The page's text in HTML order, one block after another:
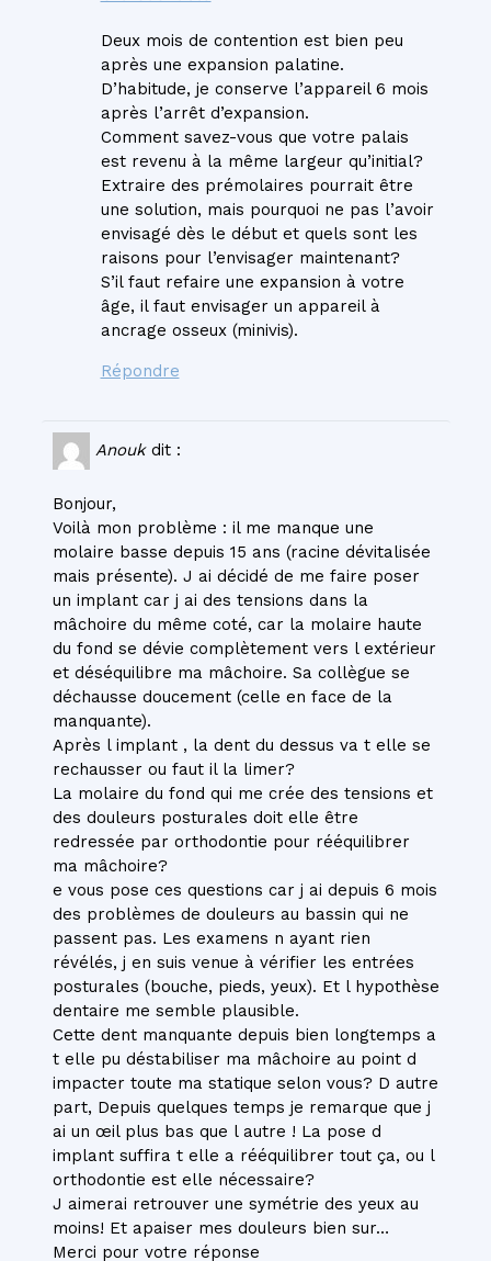
Deux mois de contention est bien peu
après une expansion palatine.
D’habitude, je conserve l’appareil 6 mois
après l’arrêt d’expansion.
Comment savez-vous que votre palais
est revenu à la même largeur qu’initial?
Extraire des prémolaires pourrait être
une solution, mais pourquoi ne pas l’avoir
envisagé dès le début et quels sont les
raisons pour l’envisager maintenant?
S’il faut refaire une expansion à votre
âge, il faut envisager un appareil à
ancrage osseux (minivis).
Répondre
Anouk dit :
Bonjour,
Voilà mon problème : il me manque une
molaire basse depuis 15 ans (racine dévitalisée
mais présente). J ai décidé de me faire poser
un implant car j ai des tensions dans la
mâchoire du même coté, car la molaire haute
du fond se dévie complètement vers l extérieur
et déséquilibre ma mâchoire. Sa collègue se
déchausse doucement (celle en face de la
manquante).
Après l implant , la dent du dessus va t elle se
rechausser ou faut il la limer?
La molaire du fond qui me crée des tensions et
des douleurs posturales doit elle être
redressée par orthodontie pour rééquilibrer
ma mâchoire?
e vous pose ces questions car j ai depuis 6 mois
des problèmes de douleurs au bassin qui ne
passent pas. Les examens n ayant rien
révélés, j en suis venue à vérifier les entrées
posturales (bouche, pieds, yeux). Et l hypothèse
dentaire me semble plausible.
Cette dent manquante depuis bien longtemps a
t elle pu déstabiliser ma mâchoire au point d
impacter toute ma statique selon vous? D autre
part, Depuis quelques temps je remarque que j
ai un œil plus bas que l autre ! La pose d
implant suffira t elle a rééquilibrer tout ça, ou l
orthodontie est elle nécessaire?
J aimerai retrouver une symétrie des yeux au
moins! Et apaiser mes douleurs bien sur…
Merci pour votre réponse